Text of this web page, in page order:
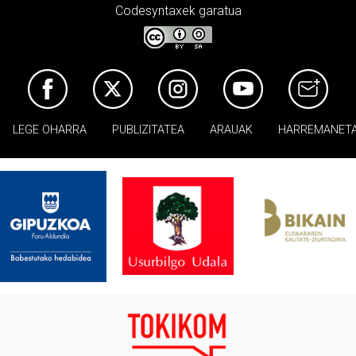
Codesyntaxek garatua
LEGE OHARRA PUBLIZITATEA ARAUAK